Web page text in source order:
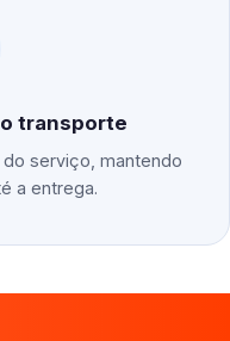
transporte
serviço, mantendo
a entrega.